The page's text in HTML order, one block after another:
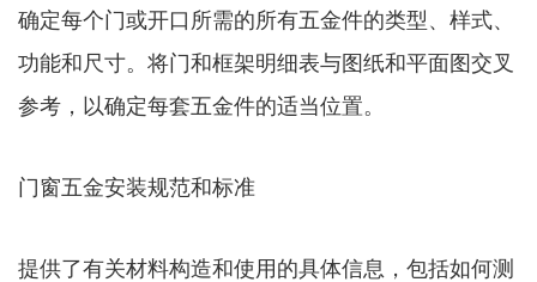
确定每个门或开口所需的所有五金件的类型、样式、
功能和尺寸。将门和框架明细表与图纸和平面图交叉
参考，以确定每套五金件的适当位置。
门窗五金安装规范和标准
提供了有关材料构造和使用的具体信息，包括如何测